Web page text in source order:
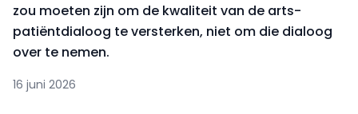
zou moeten zijn om de kwaliteit van de arts-
patiëntdialoog te versterken, niet om die dialoog
over te nemen.
16 juni 2026